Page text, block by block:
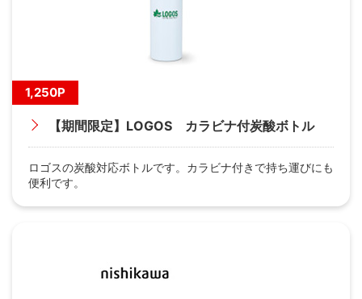
1,250P
【期間限定】LOGOS カラビナ付炭酸ボトル
ロゴスの炭酸対応ボトルです。カラビナ付きで持ち運びにも
便利です。